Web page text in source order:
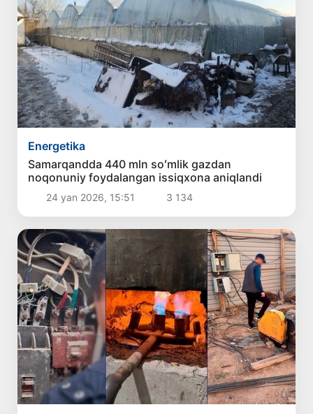
Energetika
Samarqandda 440 mln soʻmlik gazdan
noqonuniy foydalangan issiqxona aniqlandi
24 yan 2026, 15:51 3 134